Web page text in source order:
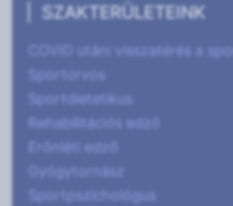
SZAKTERÜLETEINK
COVID utáni visszatérés a
Sportorvos
Sportdietetikus
Rehabilitációs edző
Erőnléti edző
Gyógytornász
Sportpszichológus